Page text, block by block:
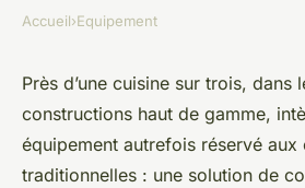
EQUIPEMENT
Les meilleures
encastrables pour
rangement chic
Accueil›Equipement
Près d’une cuisine sur trois, dans
constructions haut de gamme,
équipement autrefois réservé aux
traditionnelles : une solution de